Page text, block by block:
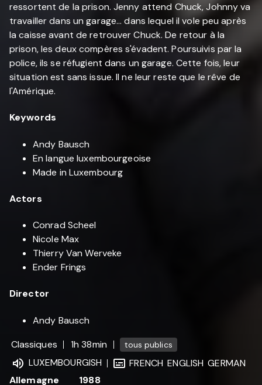
ressortent de la prison. Jenny attend Chuck, Johnny va
travailler dans un garage... dans lequel il vole peu après
la caisse avant de retrouver Chuck. De retour à la
prison, les deux compères s'évadent. Poursuivis par la
police, ils se réfugient dans un garage. Cette fois, leur
situation est sans issue. Il ne leur reste que le rêve de
l'Amérique.
Keywords
Andy Bausch
En langue luxembourgeoise
Made in Luxembourg
Actors
Conrad Scheel
Nicole Max
Thierry Van Werveke
Ender Frings
Director
Andy Bausch
Classiques
1h 38min tous publics
LUXEMBOURGISH FRENCH ENGLISH GERMAN
Allemagne
1988